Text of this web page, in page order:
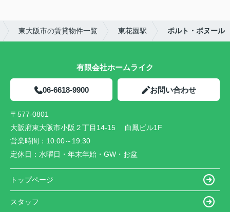
東大阪市の賃貸物件一覧 東花園駅 ポルト・ボヌール
有限会社ホームライク
06-6618-9900 お問い合わせ
〒577-0801
大阪府東大阪市小阪２丁目14-15 白鳳ビル1F
営業時間： 10:00～19:30
定休日： 水曜日・年末年始・GW・お盆
トップページ
スタッフ